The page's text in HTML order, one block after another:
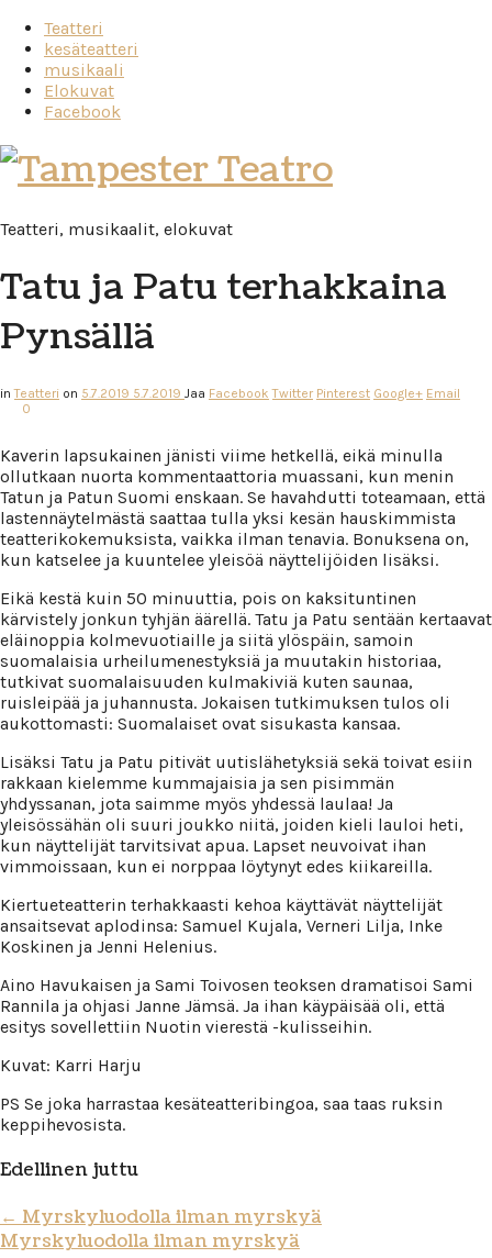
Teatteri
kesäteatteri
musikaali
Elokuvat
Facebook
Tampester
Teatro
Teatteri, musikaalit, elokuvat
Tatu ja Patu terhakkaina
Pynsällä
inTeatteri on 5.7.2019 5.7.2019 Jaa Facebook Twitter Pinterest Google+ Email
0
Kaverin lapsukainen jänisti viime hetkellä, eikä minulla
ollutkaan nuorta kommentaattoria muassani, kun menin
Tatun ja Patun Suomi enskaan. Se havahdutti toteamaan, että
lastennäytelmästä saattaa tulla yksi kesän hauskimmista
teatterikokemuksista, vaikka ilman tenavia. Bonuksena on,
kun katselee ja kuuntelee yleisöä näyttelijöiden lisäksi.
Eikä kestä kuin 50 minuuttia, pois on kaksituntinen
kärvistely jonkun tyhjän äärellä. Tatu ja Patu sentään kertaavat
eläinoppia kolmevuotiaille ja siitä ylöspäin, samoin
suomalaisia urheilumenestyksiä ja muutakin historiaa,
tutkivat suomalaisuuden kulmakiviä kuten saunaa,
ruisleipää ja juhannusta. Jokaisen tutkimuksen tulos oli
aukottomasti: Suomalaiset ovat sisukasta kansaa.
Lisäksi Tatu ja Patu pitivät uutislähetyksiä sekä toivat esiin
rakkaan kielemme kummajaisia ja sen pisimmän
yhdyssanan, jota saimme myös yhdessä laulaa! Ja
yleisössähän oli suuri joukko niitä, joiden kieli lauloi heti,
kun näyttelijät tarvitsivat apua. Lapset neuvoivat ihan
vimmoissaan, kun ei norppaa löytynyt edes kiikareilla.
Kiertueteatterin terhakkaasti kehoa käyttävät näyttelijät
ansaitsevat aplodinsa: Samuel Kujala, Verneri Lilja, Inke
Koskinen ja Jenni Helenius.
Aino Havukaisen ja Sami Toivosen teoksen dramatisoi Sami
Rannila ja ohjasi Janne Jämsä. Ja ihan käypäisää oli, että
esitys sovellettiin Nuotin vierestä -kulisseihin.
Kuvat: Karri Harju
PS Se joka harrastaa kesäteatteribingoa, saa taas ruksin
keppihevosista.
Edellinen juttu
← Myrskyluodolla ilman myrskyä
Myrskyluodolla ilman myrskyä